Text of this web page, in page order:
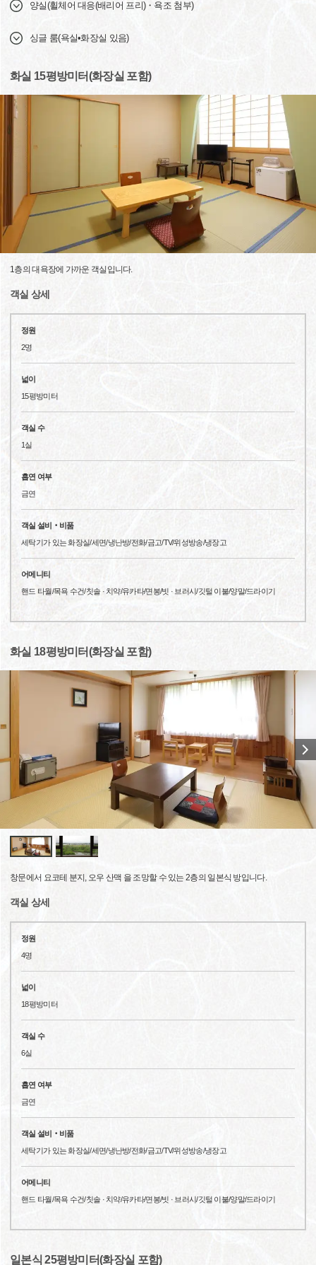
양실(휠체어 대응(배리어 프리)・욕조 첨부)
싱글 룸(욕실•화장실 있음)
화실 15평방미터(화장실 포함)
1층의 대욕장에 가까운 객실입니다.
객실 상세
정원
2명
넓이
15평방미터
객실 수
1실
흡연 여부
금연
객실 설비‧비품
세탁기가 있는 화장실/세면/냉난방/전화/금고/TV/위성방송/냉장고
어메니티
핸드 타월/목욕 수건/칫솔 · 치약/유카타/면봉/빗 · 브러시/깃털 이불/양말/드라이기
화실 18평방미터(화장실 포함)
창문에서 요코테 분지, 오우 산맥 을 조망할 수 있는 2층의 일본식 방입니다.
객실 상세
정원
4명
넓이
18평방미터
객실 수
6실
흡연 여부
금연
객실 설비‧비품
세탁기가 있는 화장실/세면/냉난방/전화/금고/TV/위성방송/냉장고
어메니티
핸드 타월/목욕 수건/칫솔 · 치약/유카타/면봉/빗 · 브러시/깃털 이불/양말/드라이기
일본식 25평방미터(화장실 포함)